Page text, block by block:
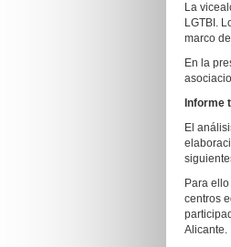
La
LGTBI.
marco
En la
Informe
El
Para
centros
Alicante.